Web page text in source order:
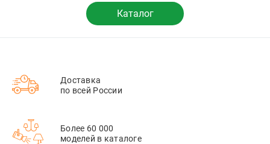
Каталог
Доставка
по всей России
Более 60 000
моделей в каталоге